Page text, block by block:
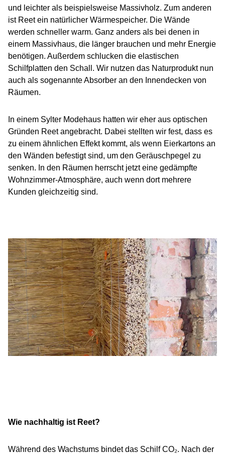
und leichter als beispielsweise Massivholz. Zum anderen
ist Reet ein natürlicher Wärmespeicher. Die Wände
werden schneller warm. Ganz anders als bei denen in
einem Massivhaus, die länger brauchen und mehr Energie
benötigen. Außerdem schlucken die elastischen
Schilfplatten den Schall. Wir nutzen das Naturprodukt nun
auch als sogenannte Absorber an den Innendecken von
Räumen.
In einem Sylter Modehaus hatten wir eher aus optischen
Gründen Reet angebracht. Dabei stellten wir fest, dass es
zu einem ähnlichen Effekt kommt, als wenn Eierkartons an
den Wänden befestigt sind, um den Geräuschpegel zu
senken. In den Räumen herrscht jetzt eine gedämpfte
Wohnzimmer-Atmosphäre, auch wenn dort mehrere
Kunden gleichzeitig sind.
Wie nachhaltig ist Reet?
Während des Wachstums bindet das Schilf CO₂. Nach der